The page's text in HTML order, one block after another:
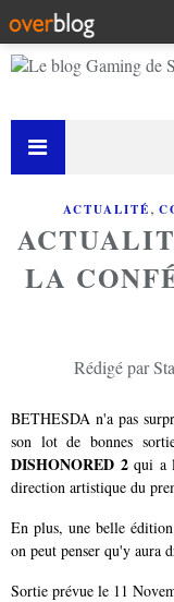
ACTUALITÉ,
LA
Rédigé par
BETHESDA n'a pas
son lot de bonnes
DISHONORED 2qui a
direction artistique du
En plus, une belle
on peut penser qu'y aura
Sortie prévue le 11